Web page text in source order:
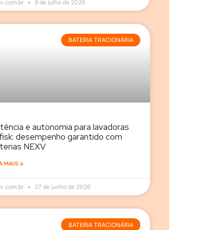
9 de julho de 2026
BATERIA TRACIONÁRIA
e autonomia para lavadoras
desempenho garantido com
NEXV
MAIS »
27 de junho de 2026
BATERIA TRACIONÁRIA